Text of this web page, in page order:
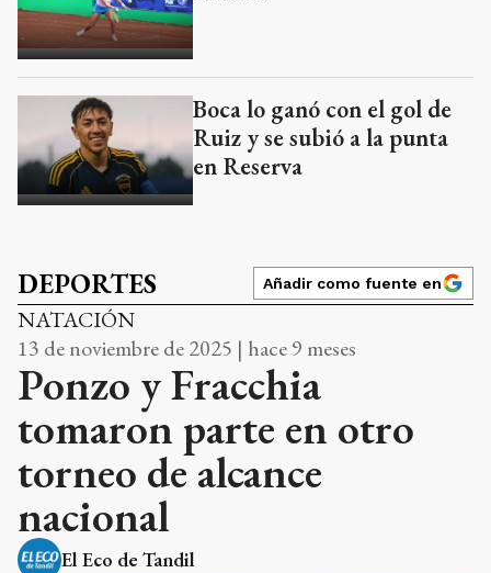
Boca lo ganó con el gol de
Ruiz y se subió a la punta
en Reserva
DEPORTES Añadir como fuente en
NATACIÓN
13 de noviembre de 2025 | hace 9 meses
Ponzo y Fracchia
tomaron parte en otro
torneo de alcance
nacional
El Eco de Tandil